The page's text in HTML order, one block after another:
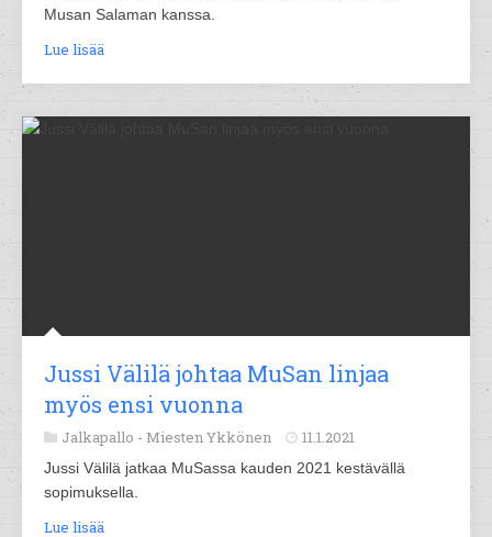
Musan Salaman kanssa.
Lue lisää
Jussi Välilä johtaa MuSan linjaa
myös ensi vuonna
Jalkapallo - Miesten Ykkönen 11.1.2021
Jussi Välilä jatkaa MuSassa kauden 2021 kestävällä
sopimuksella.
Lue lisää